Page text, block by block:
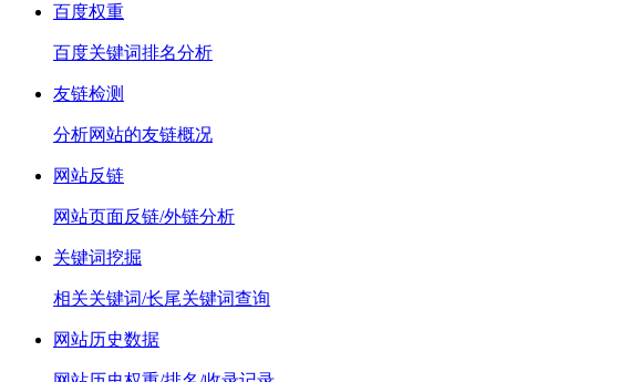
百度权重
百度关键词排名分析
友链检测
分析网站的友链概况
网站反链
网站页面反链/外链分析
关键词挖掘
相关关键词/长尾关键词查询
网站历史数据